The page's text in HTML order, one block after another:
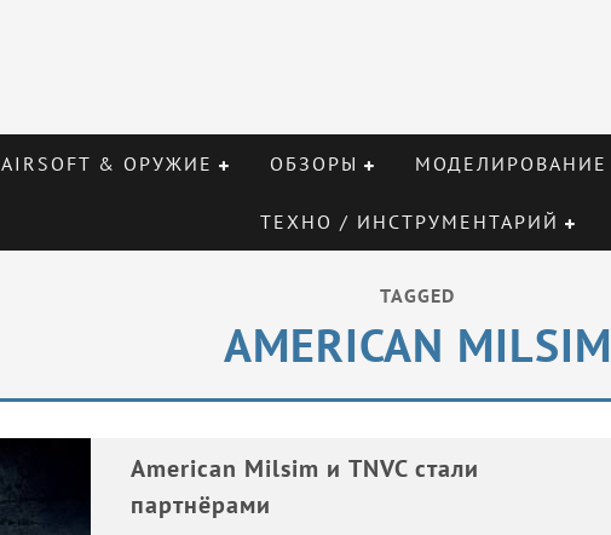
AIRSOFT & ОРУЖИЕ ОБЗОРЫ МОДЕЛИРОВАНИЕ
ТЕХНО / ИНСТРУМЕНТАРИЙ
TAGGED
AMERICAN MILSIM
American Milsim и TNVC стали
партнёрами